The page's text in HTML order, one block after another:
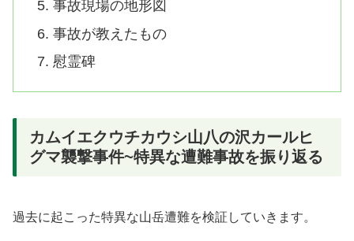
事故現場の地形図
事故が教えたもの
慰霊碑
カムイエクウチカウシ山八の沢カールヒ
グマ襲撃事件~特異な遭難事故を振り返る
過去に起こった特異な山岳遭難を検証していきます。